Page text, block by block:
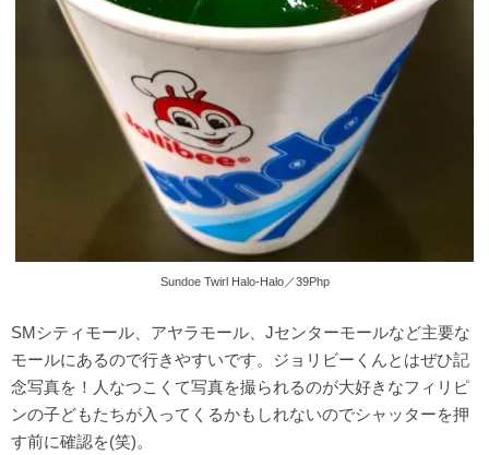
Sundoe Twirl Halo-Halo／39Php
SMシティモール、アヤラモール、Jセンターモールなど主要な
モールにあるので行きやすいです。ジョリビーくんとはぜひ記
念写真を！人なつこくて写真を撮られるのが大好きなフィリピ
ンの子どもたちが入ってくるかもしれないのでシャッターを押
す前に確認を(笑)。